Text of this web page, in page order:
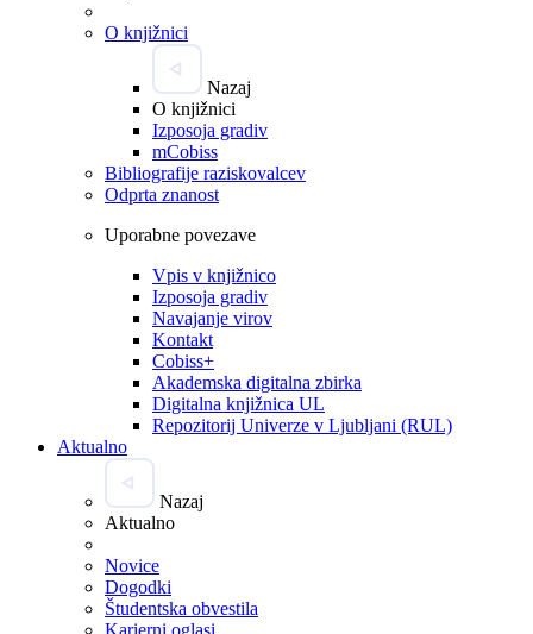
O knjižnici
Nazaj
O knjižnici
Izposoja gradiv
mCobiss
Bibliografije raziskovalcev
Odprta znanost
Uporabne povezave
Vpis v knjižnico
Izposoja gradiv
Navajanje virov
Kontakt
Cobiss+
Akademska digitalna zbirka
Digitalna knjižnica UL
Repozitorij Univerze v Ljubljani (RUL)
Aktualno
Nazaj
Aktualno
Novice
Dogodki
Študentska obvestila
Karierni oglasi